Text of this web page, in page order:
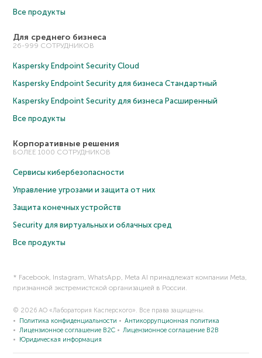
Все продукты
Для среднего бизнеса
26-999 СОТРУДНИКОВ
Kaspersky Endpoint Security Cloud
Kaspersky Endpoint Security для бизнеса Cтандартный
Kaspersky Endpoint Security для бизнеса Расширенный
Все продукты
Корпоративные решения
БОЛЕЕ 1000 СОТРУДНИКОВ
Сервисы кибербезопасности
Управление угрозами и защита от них
Защита конечных устройств
Security для виртуальных и облачных сред
Все продукты
* Facebook, Instagram, WhatsApp, Meta AI принадлежат компании Meta,
признанной экстремистской организацией в России.
© 2026 АО «Лаборатория Касперского». Все права защищены.
Политика конфиденциальности
Антикоррупционная политика
Лицензионное соглашение B2C
Лицензионное соглашение B2B
Юридическая информация